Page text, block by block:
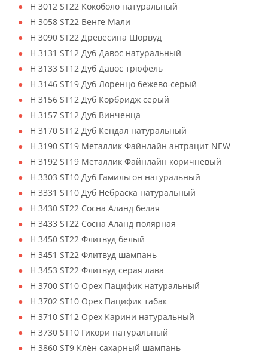
H 3012 ST22 Кокоболо натуральный
H 3058 ST22 Венге Мали
H 3090 ST22 Древесина Шорвуд
H 3131 ST12 Дуб Давос натуральный
H 3133 ST12 Дуб Давос трюфель
H 3146 ST19 Дуб Лоренцо бежево-серый
H 3156 ST12 Дуб Корбридж серый
H 3157 ST12 Дуб Винченца
H 3170 ST12 Дуб Кендал натуральный
H 3190 ST19 Металлик Файнлайн антрацит NEW
H 3192 ST19 Металлик Файнлайн коричневый
H 3303 ST10 Дуб Гамильтон натуральный
H 3331 ST10 Дуб Небраска натуральный
H 3430 ST22 Сосна Аланд белая
H 3433 ST22 Сосна Аланд полярная
H 3450 ST22 Флитвуд белый
H 3451 ST22 Флитвуд шампань
H 3453 ST22 Флитвуд серая лава
H 3700 ST10 Орех Пацифик натуральный
H 3702 ST10 Орех Пацифик табак
H 3710 ST12 Орех Карини натуральный
H 3730 ST10 Гикори натуральный
H 3860 ST9 Клён сахарный шампань